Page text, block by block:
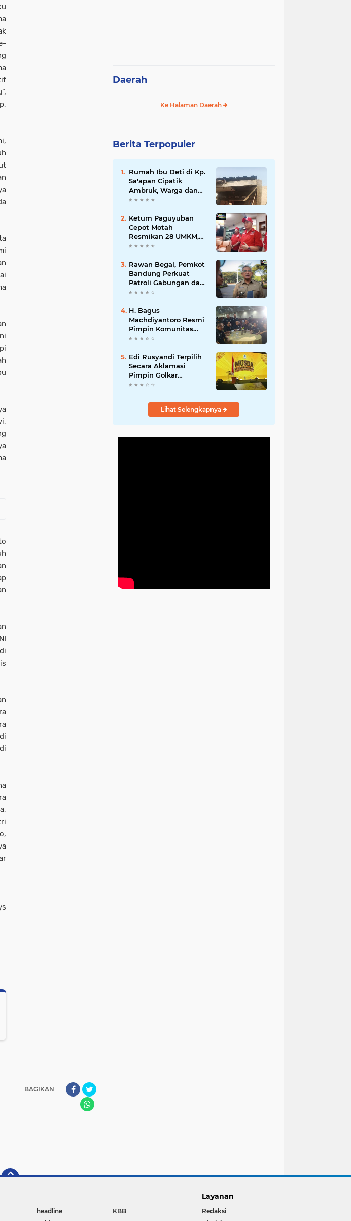
BAGIKAN
Daerah
Ke Halaman Daerah
Berita Terpopuler
Rumah Ibu Deti di Kp.
Sa'apan Cipatik
Ambruk, Warga dan
Pemdes Sigap Bantu
Ketum Paguyuban
Cepot Motah
Resmikan 28 UMKM,
Siap Gelar Festival
Jalan Braga
Rawan Begal, Pemkot
Bandung Perkuat
Patroli Gabungan dan
Pengawasan Digital
H. Bagus
Machdiyantoro Resmi
Pimpin Komunitas
BBC Periode 2026–
Solidaritas dan
Hadirkan Program
Nyata untuk
Masyarakat
Edi Rusyandi Terpilih
Secara Aklamasi
Pimpin Golkar
Bandung Barat,
Kepemimpinan
Harmonis "TurunLihat Selengkapnya
headline
KBB
Layanan
Redaksi